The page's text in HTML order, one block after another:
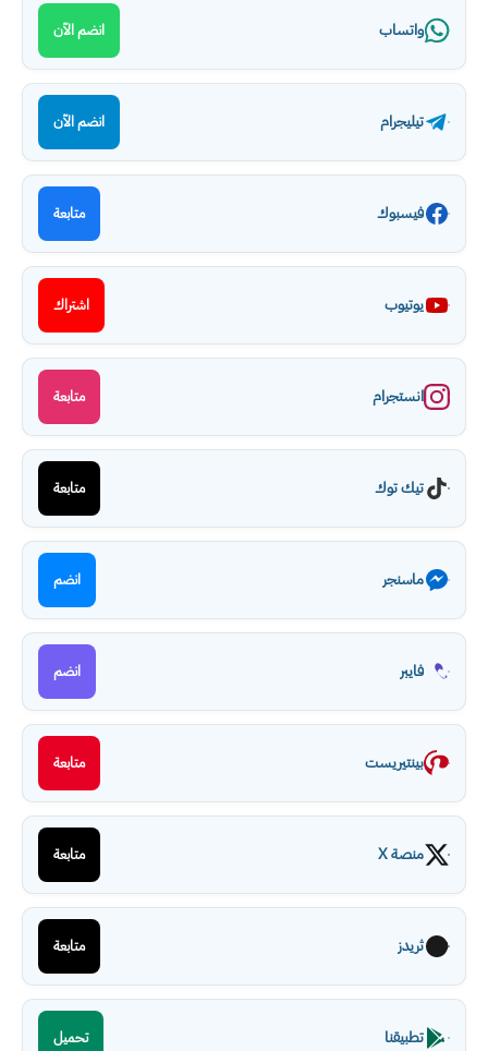
واتساب انضم الآن
تيليجرام انضم الآن
فيسبوك متابعة
يوتيوب اشتراك
انستجرام متابعة
تيك توك متابعة
ماسنجر انضم
فايبر انضم
بينتيريست متابعة
منصة X متابعة
ثريدز متابعة
تطبيقنا تحميل